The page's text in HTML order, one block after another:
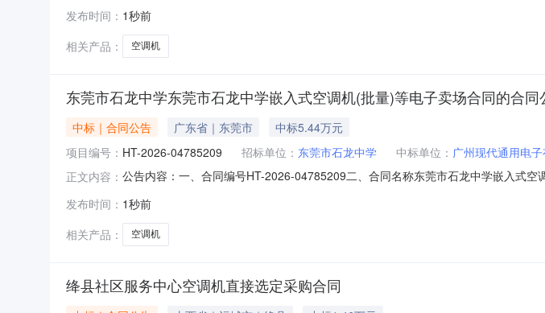
市天河区天源路401号之一125房、126房联系方式：13798063968六、合同主要信
发布时间： 1秒前
相关产品：
空调机
东莞市石龙中学东莞市石龙中学嵌入式空调机(批量)等电子卖场合同的合同
中标｜合同公告 广东省｜东莞市
中标5.44万元
项目编号： HT-2026-04785209 招标单位： 东莞市石龙中学 中标单位： 广州现代通用电
正文内容： 公告内容：一、合同编号HT-2026-04785209二、合同名称东莞市石龙中学嵌入式
州市天河区天源路401号之一125房、126房联系方式：13798063968六、合同主要
发布时间： 1秒前
相关产品：
空调机
绛县社区服务中心空调机直接选定采购合同